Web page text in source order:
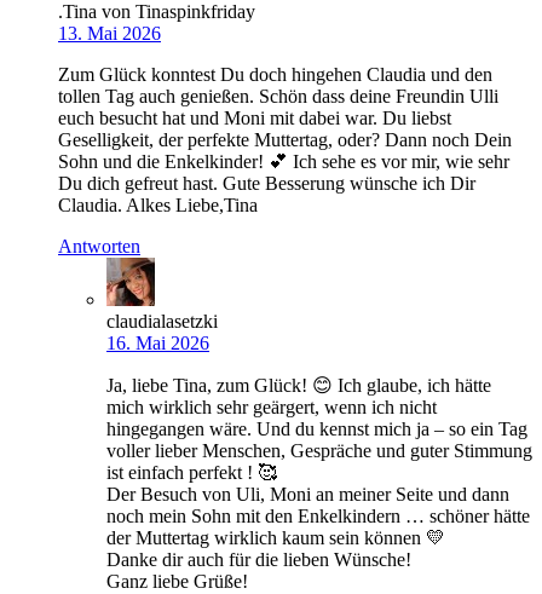
.Tina von Tinaspinkfriday
13. Mai 2026
Zum Glück konntest Du doch hingehen Claudia und den
tollen Tag auch genießen. Schön dass deine Freundin Ulli
euch besucht hat und Moni mit dabei war. Du liebst
Geselligkeit, der perfekte Muttertag, oder? Dann noch Dein
Sohn und die Enkelkinder! 💕 Ich sehe es vor mir, wie sehr
Du dich gefreut hast. Gute Besserung wünsche ich Dir
Claudia. Alkes Liebe,Tina
Antworten
claudialasetzki
16. Mai 2026
Ja, liebe Tina, zum Glück! 😊 Ich glaube, ich hätte
mich wirklich sehr geärgert, wenn ich nicht
hingegangen wäre. Und du kennst mich ja – so ein Tag
voller lieber Menschen, Gespräche und guter Stimmung
ist einfach perfekt ! 🥰
Der Besuch von Uli, Moni an meiner Seite und dann
noch mein Sohn mit den Enkelkindern … schöner hätte
der Muttertag wirklich kaum sein können 💛
Danke dir auch für die lieben Wünsche!
Ganz liebe Grüße!